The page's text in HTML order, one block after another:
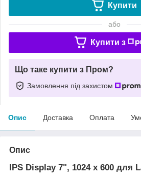
Купити
або
Купити з
Що таке купити з Пром?
Замовлення під захистом
Опис Доставка Оплата
Опис
IPS Display 7", 1024 x 600 для